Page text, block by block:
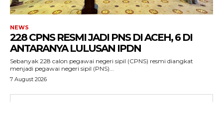
NEWS
228 CPNS RESMI JADI PNS DI ACEH, 6 DI
ANTARANYA LULUSAN IPDN
Sebanyak 228 calon pegawai negeri sipil (CPNS) resmi diangkat
menjadi pegawai negeri sipil (PNS)...
7 August 2026